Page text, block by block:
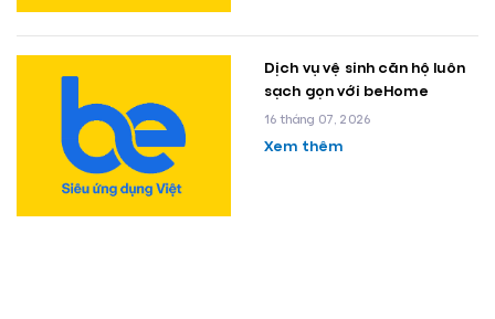
Dịch vụ vệ sinh căn hộ luôn
sạch gọn với beHome
16 tháng 07, 2026
Xem thêm